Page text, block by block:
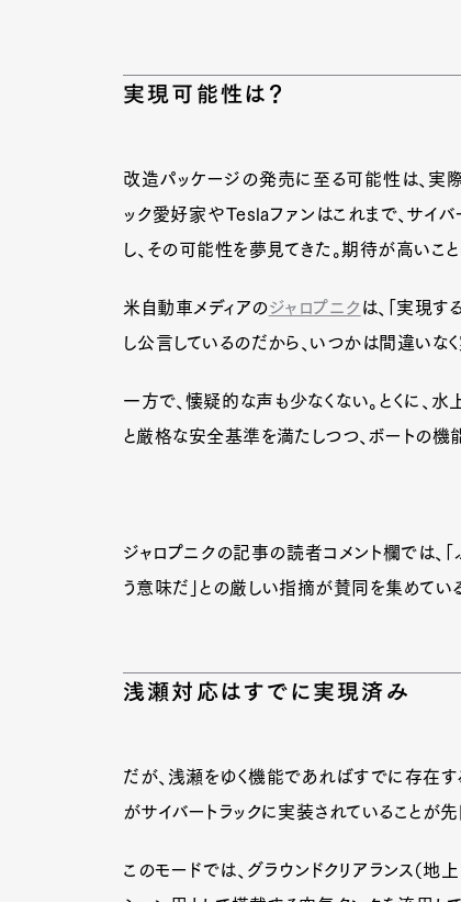
実現可能性は？
改造パッケージの発売に至る可能性は、実
ック愛好家やTeslaファンはこれまで、サイ
し、その可能性を夢見てきた。期待が高いこと
米自動車メディアのジャロプニク は、「実現
し公言しているのだから、いつかは間違いなく
一方で、懐疑的な声も少なくない。とくに
と厳格な安全基準を満たしつつ、ボートの機
ジャロプニクの記事の読者コメント欄では、「
う意味だ」との厳しい指摘が賛同を集めている
浅瀬対応はすでに実現済み
だが、浅瀬をゆく機能であればすでに存在す
がサイバートラックに実装されていることが
このモードでは、グラウンドクリアランス（